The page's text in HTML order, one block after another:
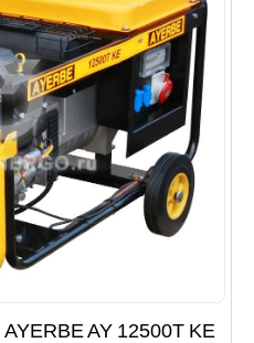
AY 12500T KE